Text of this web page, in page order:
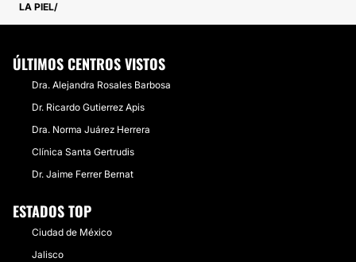
LA PIEL
ÚLTIMOS CENTROS VISTOS
Dra. Alejandra Rosales Barbosa
Dr. Ricardo Gutierrez Apis
Dra. Norma Juárez Herrera
Clínica Santa Gertrudis
Dr. Jaime Ferrer Bernat
ESTADOS TOP
Ciudad de México
Jalisco